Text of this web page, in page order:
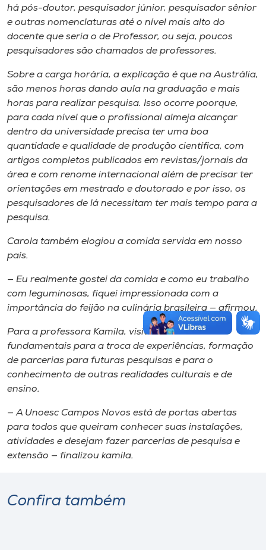
há pós-doutor, pesquisador júnior, pesquisador sênior
e outras nomenclaturas até o nível mais alto do
docente ​que seria o de Professor​, ou seja, poucos
pesquisadores são chamados de professores.
Sobre a carga horária, a explicação é que na Austrália,
são menos horas dando aula na graduação​ e mais
horas para realizar pesquisa​. Isso ocorre poorque,
para cada nível que o profissional almeja alcançar
dentro da universidade precisa ter uma boa
quantidade e qualidade de produção científica, com
artigos completos publicados em revistas/jornais da
área e com renome internacional além de precisar ter
orientações em mestrado e doutorado e por isso, os
pesquisadores de lá necessitam ter mais tempo para a
pesquisa. ​
Carola também elogiou a comida servida em nosso
país.
— Eu realmente gostei da comida e como eu trabalho
com leguminosas, fiquei impressionada com a
importância do feijão na culinária brasileira — afirmou.
Para a professora Kamila, visitas como essa são
fundamentais para a troca de experiências​, formação
de parcerias para futuras pesquisas​ e para o
conhecimento de outras realidades culturais e de
ensino.
— A Unoesc Campos Novos está de portas abertas
para todos que queiram conhecer suas instalações,
atividades e desejam fazer parcerias de pesquisa e
extensão — finalizou kamila.
Confira também